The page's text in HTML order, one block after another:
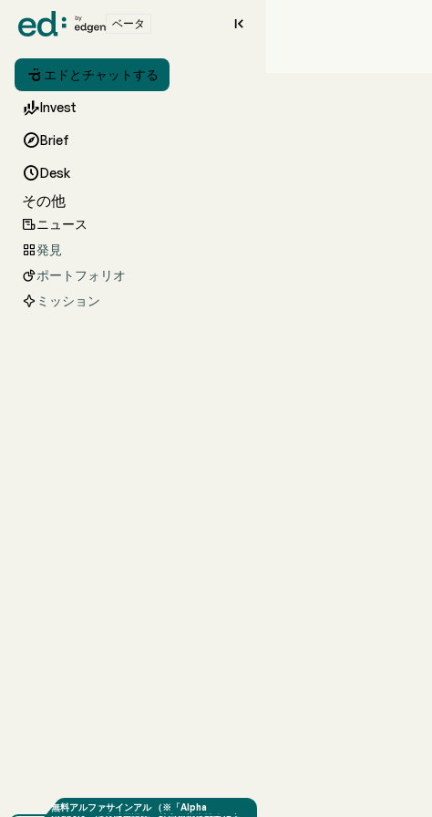
ベータ 
 エドとチャットする
Invest
Brief
Desk
その他
ニュース
発見
ポートフォリオ
ミッション